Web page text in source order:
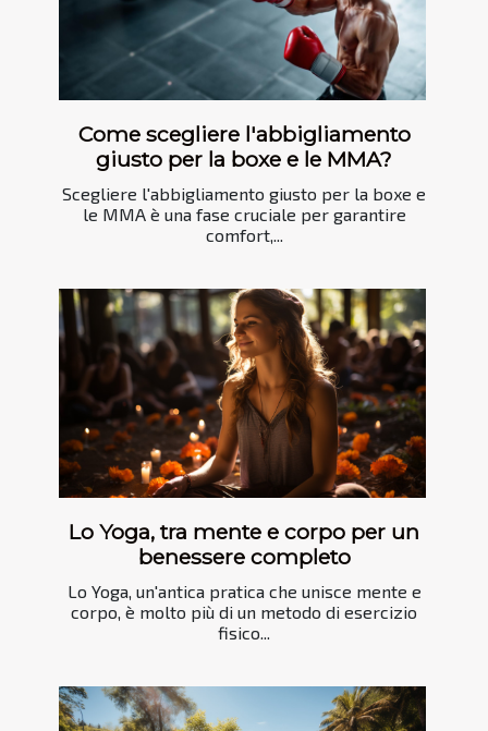
Come scegliere l'abbigliamento
giusto per la boxe e le MMA?
Scegliere l'abbigliamento giusto per la boxe e
le MMA è una fase cruciale per garantire
comfort,...
Lo Yoga, tra mente e corpo per un
benessere completo
Lo Yoga, un'antica pratica che unisce mente e
corpo, è molto più di un metodo di esercizio
fisico...